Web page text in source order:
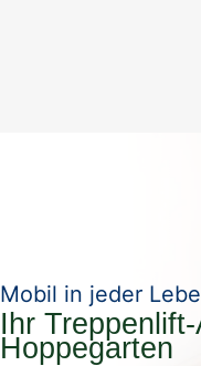
Mobil in jeder
Ihr
Hoppegarten